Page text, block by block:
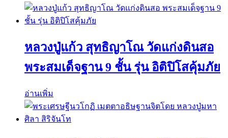
หลวงปู่แก้ว สุทธิญาโณ วัดแก่งดินสอ
พระสมเด็จฐาน 9 ชั้น รุ่น อิติปิโสคุ้มภัย
อ่านเพิ่ม